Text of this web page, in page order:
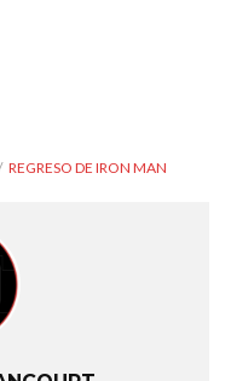
REGRESO DE IRON MAN